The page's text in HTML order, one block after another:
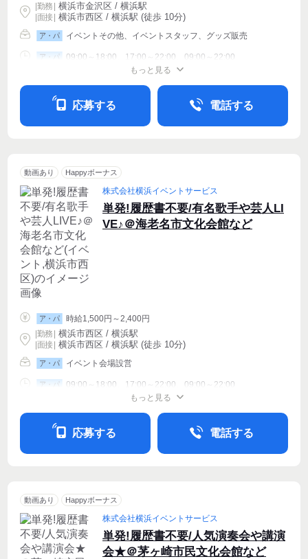
|勤務 横浜市金沢区 / 横浜駅
| 面接 | 横浜市西区 / 横浜駅 (徒歩 10分)
ア・パ イベントその他、イベントスタッフ、グッズ販売
ア・パ 09:00～18:00、17:00～22:00、09:00～22:00
もっと見る
応募する 電話する
動画あり Happyボーナス
株式会社横浜イベントサービス
単発!履歴書不要/有名歌手や芸人LI
VE♪＠海老名市文化会館など
ア・パ
時給1,500円～2,400円
|勤務 横浜市西区 / 横浜駅
| 面接 | 横浜市西区 / 横浜駅 (徒歩 10分)
ア・パ イベント会場設営
ア・パ 09:00～18:00、17:00～22:00、09:00～22:00
もっと見る
応募する 電話する
動画あり Happyボーナス
株式会社横浜イベントサービス
単発!履歴書不要/人気演奏会や講演
会★＠茅ヶ崎市民文化会館など